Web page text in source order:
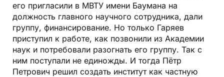
его пригласили в МВТУ имени Баумана на
должность главного научного сотрудника, дали
группу, финансирование. Но только Гаряев
приступил к работе, как позвонили из Академии
наук и потребовали разогнать его группу. Так с
ним поступали не единожды. И тогда Пётр
Петрович решил создать институт как частную